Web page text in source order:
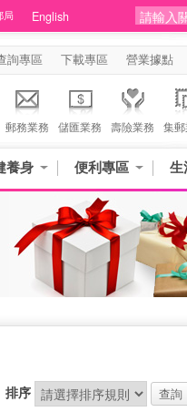
局 English
詢專區 下載專區 營業據點
郵務業務 儲匯業務 壽險業務 集
養身 便利專區 生
排序